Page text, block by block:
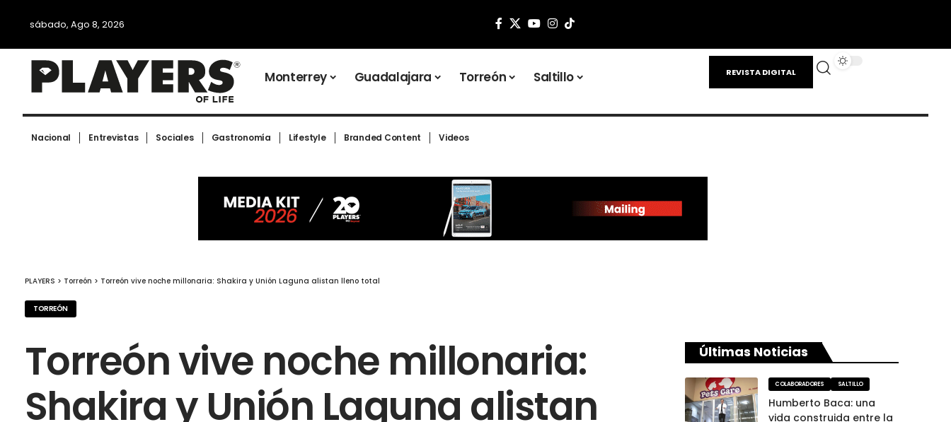
sábado, Ago 8, 2026
Monterrey Guadalajara Torreón Saltillo REVISTA DIGITAL
Nacional Entrevistas Sociales Gastronomía Lifestyle Branded Content Videos
PLAYERS > Torreón > Torreón vive noche millonaria: Shakira y Unión Laguna alistan lleno total
TORREÓN
Torreón vive noche millonaria:
Shakira y Unión Laguna alistan
Últimas Noticias
COLABORADORES SALTILLO
Humberto Baca: una
vida construida entre la